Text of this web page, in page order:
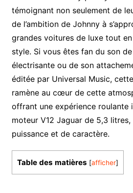
témoignant non seulement de
de l’ambition de Johnny à
grandes voitures de luxe tout
style. Si vous êtes fan du son
électrisante ou de son
éditée par Universal Music,
ramène au cœur de cette
offrant une expérience roulante
moteur V12 Jaguar de 5,3
puissance et de caractère.
Table des matières [afficher]